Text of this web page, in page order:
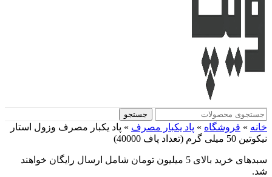
جستجو
خانه » فروشگاه » پاد یکبار مصرف » پاد یکبار مصرف وزول استار
نیکوتین 50 میلی گرم (تعداد پاف 40000)
سبدهای خرید بالای 5 میلیون تومان شامل ارسال رایگان خواهند
شد.